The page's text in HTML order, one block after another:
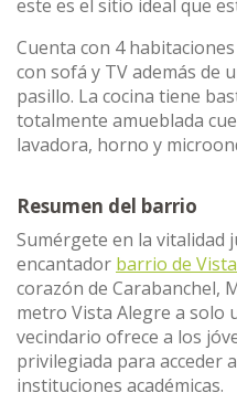
este es el sitio ideal que
Cuenta con 4
con sofá y TV además de
pasillo. La cocina tiene
totalmente amueblada
lavadora, horno y
Resumen del barrio
Sumérgete en la vitalidad
encantador barrio de
corazón de Carabanchel,
metro Vista Alegre a solo
vecindario ofrece a los
privilegiada para acceder
instituciones académicas.